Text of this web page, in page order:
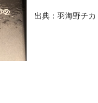
出典：羽海野チカ